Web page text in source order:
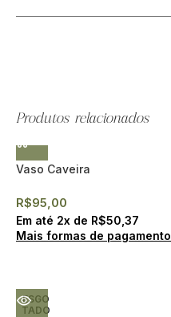
Produtos relacionados
Vaso Caveira
R$95,00
Em até 2x de R$50,37
Mais formas de pagamento
ESGO
TADO